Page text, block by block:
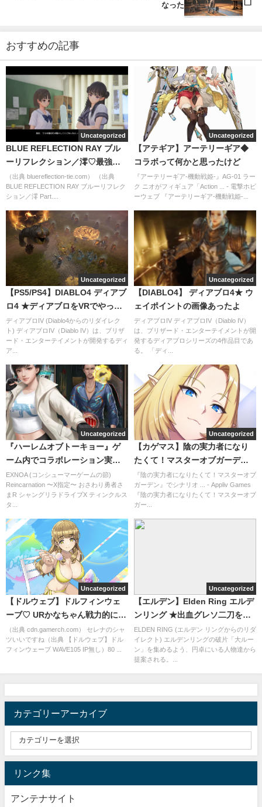
なった
おすすめの記事
Uncategorized
BLUE REFLECTION RAY ブル
ーリフレクション／澪♡最強な
ラスボス詩ちゃんに全滅させら
れたい
（出典 bluereflection-tie.com） （出典
BLUE REFLECTION RAY ブルーリフレク
ション／澪 Part....
Uncategorized
【アテギア】アーテリーギア◆
コラボって何かと思ったけど
『アーテリーギア-機動戦姫-』AG-01 ラー
ク ニオがフィギュア「Action ... - 電撃ホビ
ーウェブ 『アーテリーギア-機動戦姫-...
Uncategorized
【PS5/PS4】DIABLO4 ディアブ
ロ4 ★ディアブロをVRでやった
ら楽しいかな
ディアブロIV (Diablo4からのリダイレク
ト) ディアブロIV（Diablo IV）は、ブリザ
ード・エンターテイメントが開発するディ
ア...
Uncategorized
【DIABLO4】 ディアブロ4★ ウ
ェイポイントの画像あったよ
ディアブロIV ディアブロIV（Diablo IV）
は、ブリザード・エンターテイメントが開
発するディアブロシリーズの4作品目であ
る。 「ディ...
Uncategorized
『ハーレムオブトーキョー』ゲ
ーム内でコラボレーション実施
中の河北彩花さん写真集？
EXNOA (コンシューマーゲームの節)
Reincarnation 〜X指定〜 おさわり勇者さ
まR シャングリラドライブX ティンクルス
タ...
Uncategorized
【カゲマス】陰の実力者になり
たくて！マスターオブガーデン
◆指輪とかローブとかややこし
い
『陰の実力者になりたくて！マスターオブ
ガーデン』でシナリオ ... - Appliv Games
『陰の実力者になりたくて！マスターオブ
ガー...
Uncategorized
【ドルウェブ】ドルフィンウェ
ーブ♡ URかなちゃん戦力的にも
衣装的にも魅力！
（出典 cdn.gamerch.com） セレナのシャ
ツいいですね（出典 【ドルウェブ】ドル
フィンウェーブ WAVE105 IP無し）80 ...
Uncategorized
【エルデン】Elden Ring エルデ
ンリング ★出血グレソ二刀を使
ってみた
ELDEN RING (エルデン リングからのリダ
イレクト) エルデンリングの破片「大ルー
ン」を集めるよう、円卓にいる人物達から
提案される。...
カテゴリーアーカイブ
リンク集
アンテナサイト